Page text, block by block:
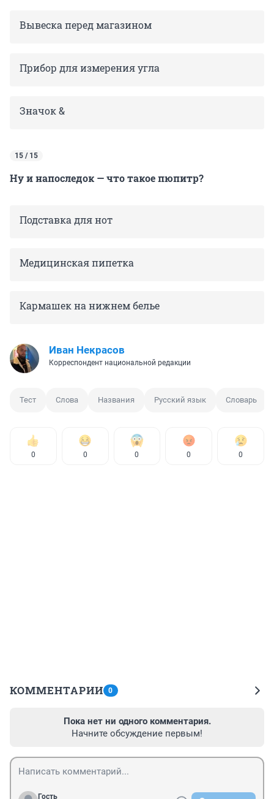
Вывеска перед магазином
Прибор для измерения угла
Значок &
15 / 15
Ну и напоследок — что такое пюпитр?
Подставка для нот
Медицинская пипетка
Кармашек на нижнем белье
Иван Некрасов
Корреспондент национальной редакции
Тест Слова Названия Русский язык Словарь
0 0 0 0 0
КОММЕНТАРИИ 0
Пока нет ни одного комментария.
Начните обсуждение первым!
Гость